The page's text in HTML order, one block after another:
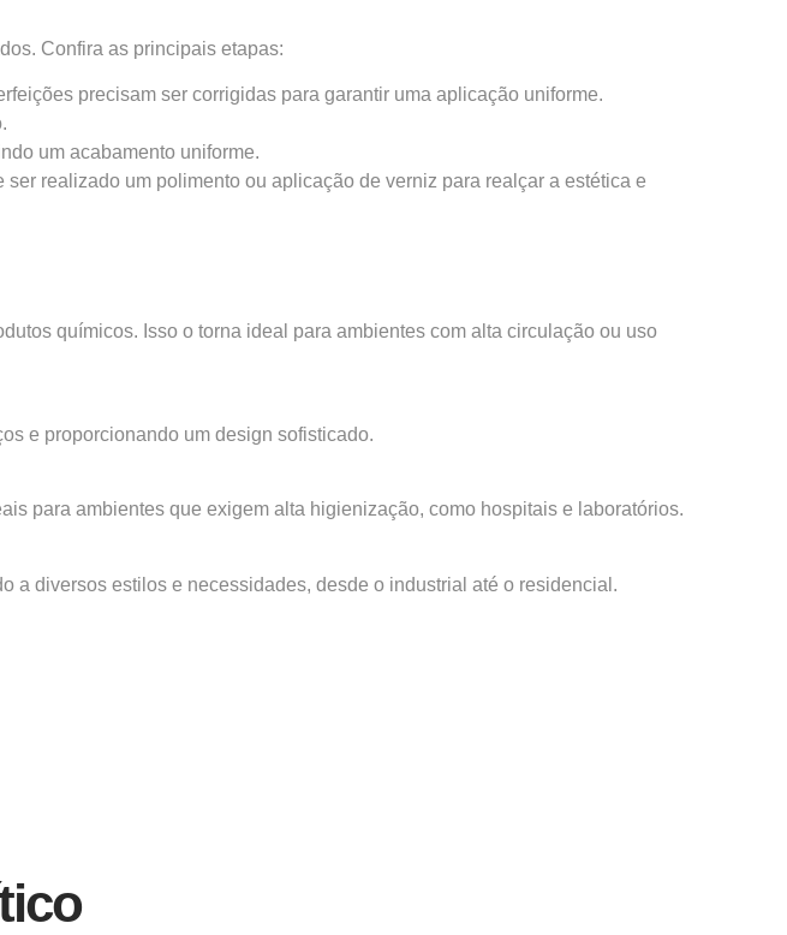
Confira as principais etapas:
precisam ser corrigidas para garantir uma aplicação uniforme.
um acabamento uniforme.
realizado um polimento ou aplicação de verniz para realçar a estética e
químicos. Isso o torna ideal para ambientes com alta circulação ou uso
e proporcionando um design sofisticado.
para ambientes que exigem alta higienização, como hospitais e laboratórios.
a diversos estilos e necessidades, desde o industrial até o residencial.